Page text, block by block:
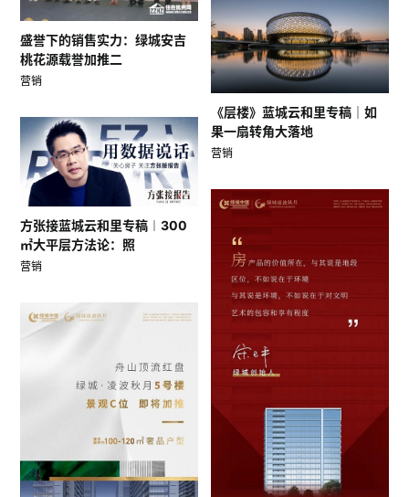
盛誉下的销售实力：绿城安吉
桃花源载誉加推二
营销
《层楼》蓝城云和里专稿｜如
果一扇转角大落地
营销
方张接蓝城云和里专稿︱300
㎡大平层方法论：照
营销